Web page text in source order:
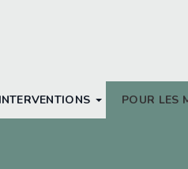
INTERVENTIONS POUR LES